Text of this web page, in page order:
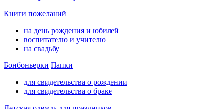
Книги пожеланий
на день рождения и юбилей
воспитателю и учителю
на свадьбу
Бонбоньерки Папки
для свидетельства о рождении
для свидетельства о браке